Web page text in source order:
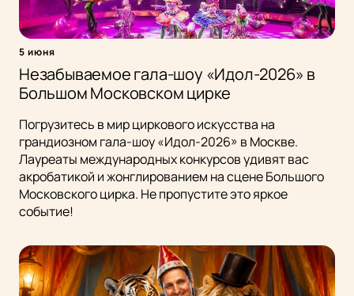
5 июня
Незабываемое гала-шоу «Идол-2026» в
Большом Московском цирке
Погрузитесь в мир циркового искусства на
грандиозном гала-шоу «Идол-2026» в Москве.
Лауреаты международных конкурсов удивят вас
акробатикой и жонглированием на сцене Большого
Московского цирка. Не пропустите это яркое
событие!